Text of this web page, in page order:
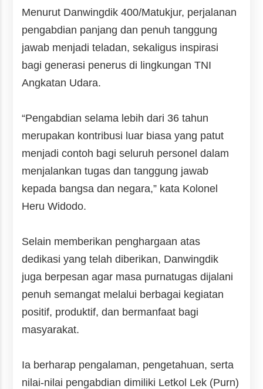
Menurut Danwingdik 400/Matukjur, perjalanan
pengabdian panjang dan penuh tanggung
jawab menjadi teladan, sekaligus inspirasi
bagi generasi penerus di lingkungan TNI
Angkatan Udara.
“Pengabdian selama lebih dari 36 tahun
merupakan kontribusi luar biasa yang patut
menjadi contoh bagi seluruh personel dalam
menjalankan tugas dan tanggung jawab
kepada bangsa dan negara,” kata Kolonel
Heru Widodo.
Selain memberikan penghargaan atas
dedikasi yang telah diberikan, Danwingdik
juga berpesan agar masa purnatugas dijalani
penuh semangat melalui berbagai kegiatan
positif, produktif, dan bermanfaat bagi
masyarakat.
Ia berharap pengalaman, pengetahuan, serta
nilai-nilai pengabdian dimiliki Letkol Lek (Purn)